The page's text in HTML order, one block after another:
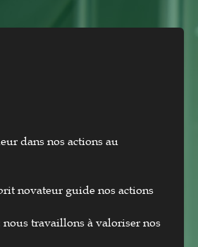
dans nos actions au
novateur guide nos actions
travaillons à valoriser nos